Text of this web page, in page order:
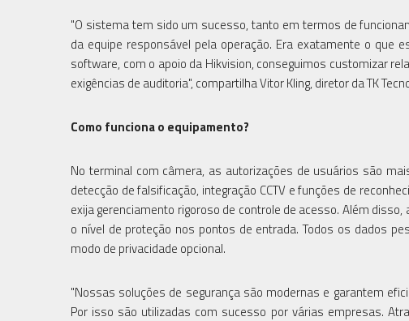
"O sistema tem sido um sucesso, tanto em termos de
da equipe responsável pela operação. Era exatamente o que
software, com o apoio da Hikvision, conseguimos customizar
exigências de auditoria", compartilha Vitor Kling, diretor da TK
Como funciona o equipamento?
No terminal com câmera, as autorizações de usuários são
detecção de falsificação, integração CCTV e funções de
exija gerenciamento rigoroso de controle de acesso. Além
o nível de proteção nos pontos de entrada. Todos os dados
modo de privacidade opcional.
"Nossas soluções de segurança são modernas e garantem
Por isso são utilizadas com sucesso por várias empresas.